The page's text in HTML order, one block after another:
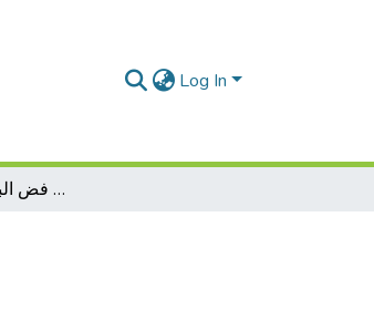
Log In
تصور العذرية عند الفتاة وصدمة فض البكالرة في اطار الزواج